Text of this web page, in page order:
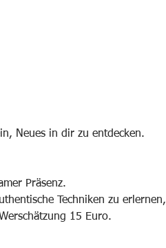
Neues in dir zu entdecken.
Präsenz.
Techniken zu erlernen,
15 Euro.